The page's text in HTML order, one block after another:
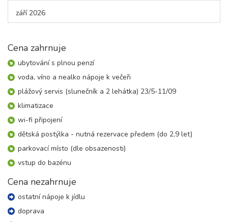
září 2026
sobota - čtvrtek
11 600 Kč
05.09. - 12.09.26
sobota - sobota
16 200 Kč rezervovat
Cena zahrnuje
ubytování s plnou penzí
voda, víno a nealko nápoje k večeři
plážový servis (slunečník a 2 lehátka) 23/5-11/09
klimatizace
wi-fi připojení
dětská postýlka - nutná rezervace předem (do 2,9 let)
parkovací místo (dle obsazenosti)
vstup do bazénu
Cena nezahrnuje
ostatní nápoje k jídlu
doprava